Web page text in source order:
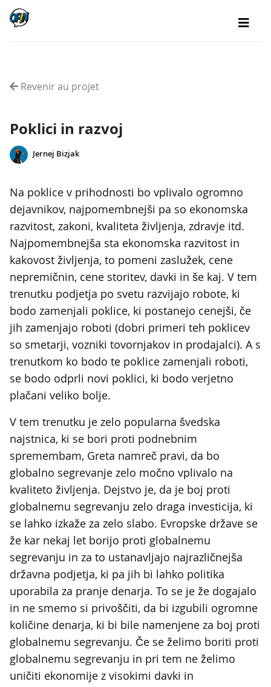
Revenir au projet
Poklici in razvoj
Jernej Bizjak
Na poklice v prihodnosti bo vplivalo ogromno
dejavnikov, najpomembnejši pa so ekonomska
razvitost, zakoni, kvaliteta življenja, zdravje itd.
Najpomembnejša sta ekonomska razvitost in
kakovost življenja, to pomeni zaslužek, cene
nepremičnin, cene storitev, davki in še kaj. V tem
trenutku podjetja po svetu razvijajo robote, ki
bodo zamenjali poklice, ki postanejo cenejši, če
jih zamenjajo roboti (dobri primeri teh poklicev
so smetarji, vozniki tovornjakov in prodajalci). A s
trenutkom ko bodo te poklice zamenjali roboti,
se bodo odprli novi poklici, ki bodo verjetno
plačani veliko bolje.
V tem trenutku je zelo popularna švedska
najstnica, ki se bori proti podnebnim
spremembam, Greta namreč pravi, da bo
globalno segrevanje zelo močno vplivalo na
kvaliteto življenja. Dejstvo je, da je boj proti
globalnemu segrevanju zelo draga investicija, ki
se lahko izkaže za zelo slabo. Evropske države se
že kar nekaj let borijo proti globalnemu
segrevanju in za to ustanavljajo najrazličnejša
državna podjetja, ki pa jih bi lahko politika
uporabila za pranje denarja. To se je že dogajalo
in ne smemo si privoščiti, da bi izgubili ogromne
količine denarja, ki bi bile namenjene za boj proti
globalnemu segrevanju. Če se želimo boriti proti
globalnemu segrevanju in pri tem ne želimo
uničiti ekonomije z visokimi davki in